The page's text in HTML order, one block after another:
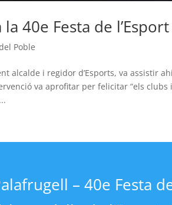
la 40e Festa de
Poble
alcalde i regidor d’Esports, va assistir
va aprofitar per felicitar “els
– 40e Festa